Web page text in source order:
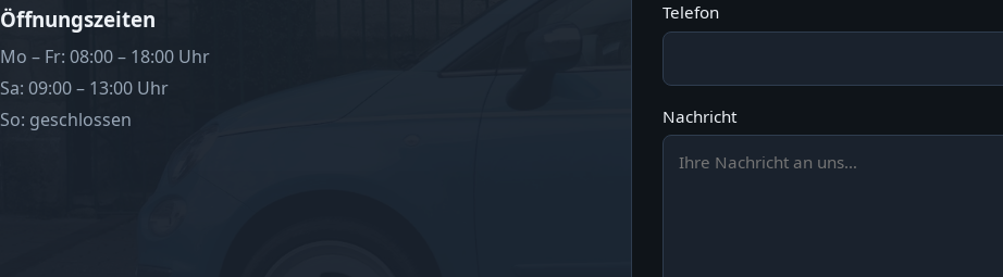
Öffnungszeiten
Mo – Fr: 08:00 – 18:00 Uhr
Sa: 09:00 – 13:00 Uhr
So: geschlossen
Telefon
Nachricht